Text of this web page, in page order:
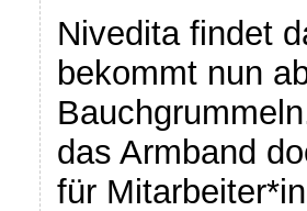
Nivedita findet
bekommt nun
das Armband
für